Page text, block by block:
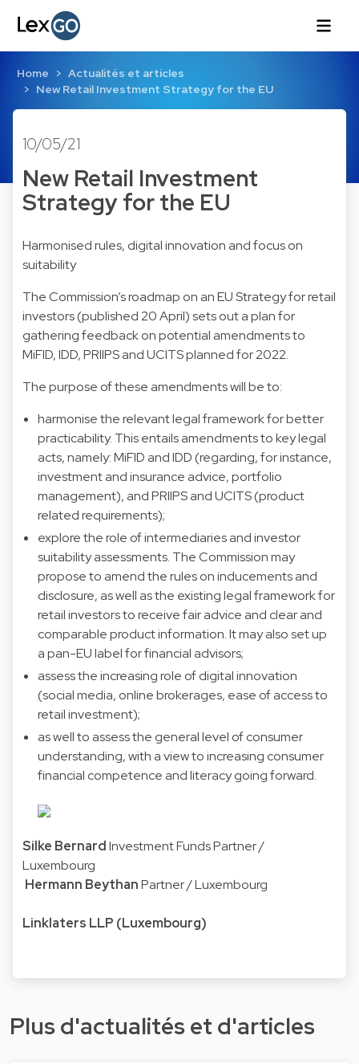
Home
Actualités et articles
New Retail Investment Strategy for the EU
10/05/21
New Retail Investment
Strategy for the EU
Harmonised rules, digital innovation and focus on
suitability
The Commission’s roadmap on an EU Strategy for retail
investors (published 20 April) sets out a plan for
gathering feedback on potential amendments to
MiFID, IDD, PRIIPS and UCITS planned for 2022.
The purpose of these amendments will be to:
harmonise the relevant legal framework for better
practicability. This entails amendments to key legal
acts, namely: MiFID and IDD (regarding, for instance,
investment and insurance advice, portfolio
management), and PRIIPS and UCITS (product
related requirements);
explore the role of intermediaries and investor
suitability assessments. The Commission may
propose to amend the rules on inducements and
disclosure, as well as the existing legal framework for
retail investors to receive fair advice and clear and
comparable product information. It may also set up
a pan-EU label for financial advisors;
assess the increasing role of digital innovation
(social media, online brokerages, ease of access to
retail investment);
as well to assess the general level of consumer
understanding, with a view to increasing consumer
financial competence and literacy going forward.
Silke BernardInvestment Funds Partner /
Luxembourg
Hermann BeythanPartner / Luxembourg
Linklaters LLP (Luxembourg)
Plus d'actualités et d'articles